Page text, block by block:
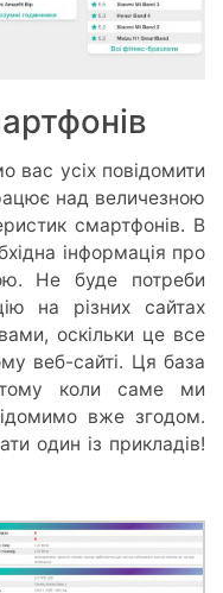
вас усіх повідомити
над величезною
смартфонів. В
інформація про
Не буде потреби
на різних сайтах
оскільки це все
веб-сайті. Ця база
коли саме ми
вже згодом.
один із прикладів!